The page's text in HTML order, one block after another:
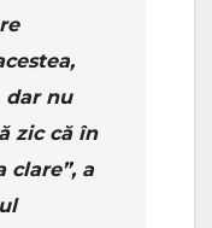
dar nu
zic că în
clare”, a